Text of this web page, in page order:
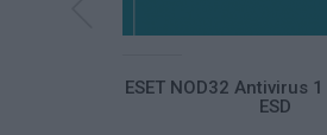
ESET NOD32 Antivirus
ESD